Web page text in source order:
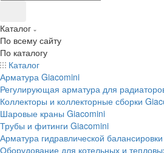
Каталог
По всему сайту
По каталогу
Каталог
Арматура Giacomini
Регулирующая арматура для
Коллекторы и коллекторные сборки
Шаровые краны Giacomini
Трубы и фитинги Giacomini
Арматура гидравлической
Оборудование для котельных и